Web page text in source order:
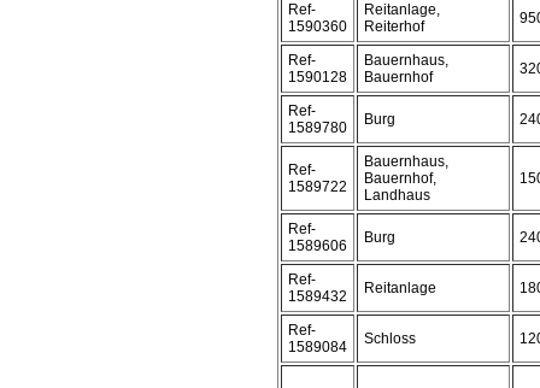
Ref-
1590360
Reitanlage,
Reiterhof
Ref-
1590128
Bauernhaus,
Bauernhof
Ref-
1589780
Burg
Ref-
1589722
Bauernhaus,
Bauernhof,
Landhaus
Ref-
1589606
Burg
Ref-
1589432
Reitanlage
Ref-
1589084
Schloss